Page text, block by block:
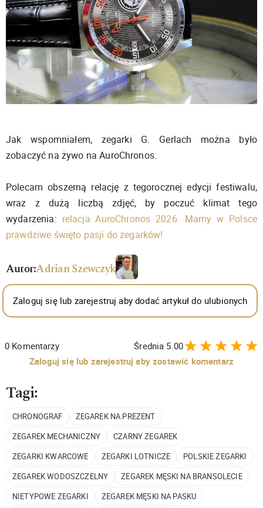
Jak wspomniałem, zegarki G. Gerlach można było
zobaczyć na żywo na AuroChronos.
Polecam obszerną relację z tegorocznej edycji festiwalu,
wraz z dużą liczbą zdjęć, by poczuć klimat tego
wydarzenia: relacja AuroChronos 2026. Mamy w Polsce
prawdziwe święto pasji do zegarków!
Autor:Adrian Szewczyk
Zaloguj się lub zarejestruj aby dodać artykuł do ulubionych
0 Komentarzy Średnia 5.00
Zaloguj się lub zarejestruj aby zostawić komentarz
Tagi:
CHRONOGRAF
ZEGAREK NA PREZENT
ZEGAREK MECHANICZNY
CZARNY ZEGAREK
ZEGARKI KWARCOWE
ZEGARKI LOTNICZE
POLSKIE ZEGARKI
ZEGAREK WODOSZCZELNY
ZEGAREK MĘSKI NA BRANSOLECIE
NIETYPOWE ZEGARKI
ZEGAREK MĘSKI NA PASKU